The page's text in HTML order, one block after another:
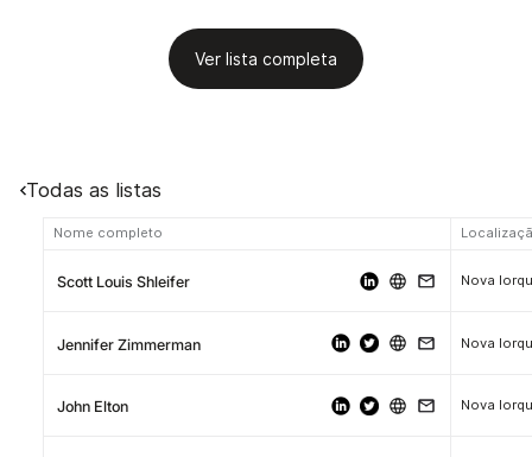
Ver lista completa
Todas as listas
Nome completo
Scott Louis Shleifer Nova
Jennifer Zimmerman Nova
John Elton Nova